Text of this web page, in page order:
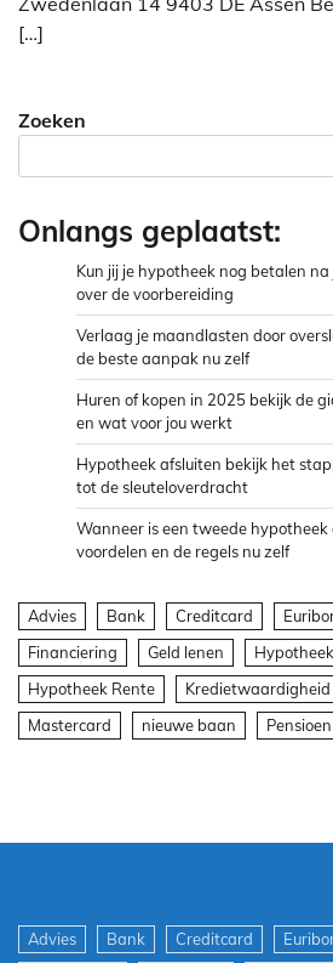
[…]
Zoeken
Onlangs geplaatst:
Kun jij je hypotheek nog betalen
over de voorbereiding
Verlaag je maandlasten door
de beste aanpak nu zelf
Huren of kopen in 2025 bekijk de
en wat voor jou werkt
Hypotheek afsluiten bekijk het
tot de sleuteloverdracht
Wanneer is een tweede hypotheek
voordelen en de regels nu zelf
Advies Bank Creditcard
Financiering
Geld lenen Hypotheek
Hypotheek Rente
Kredietwaardigheid
Mastercard
nieuwe baan Pensioen
Advies Bank Creditcard